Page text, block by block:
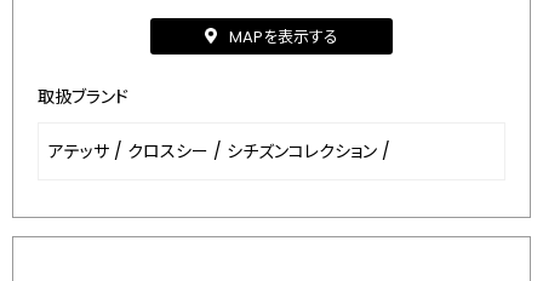
MAPを表示する
取扱ブランド
アテッサ / クロスシー / シチズンコレクション /